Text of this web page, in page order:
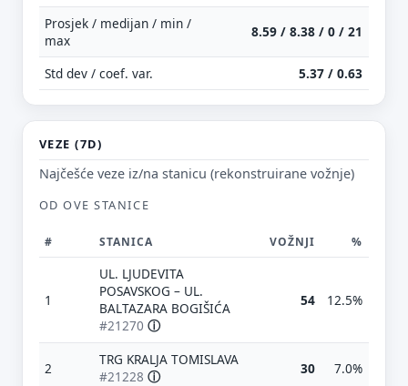
Prosjek / medijan / min /
max
8.59 / 8.38 / 0 / 21
Std dev / coef. var. 5.37 / 0.63
VEZE (7D)
Najčešće veze iz/na stanicu (rekonstruirane vožnje)
OD OVE STANICE
# STANICA VOŽNJI %
1
UL. LJUDEVITA
POSAVSKOG – UL.
BALTAZARA BOGIŠIĆA
#21270 ⓘ
54 12.5%
2
TRG KRALJA TOMISLAVA
#21228 ⓘ 30 7.0%